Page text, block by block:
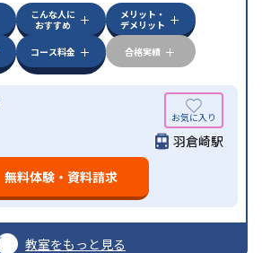
こんな人に
おすすめ
メリット・
デメリット
コース料金 合格実績
羽倉崎駅
無料体験・資料請求
教室をもっと見る